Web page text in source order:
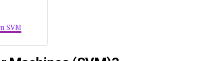
SVM